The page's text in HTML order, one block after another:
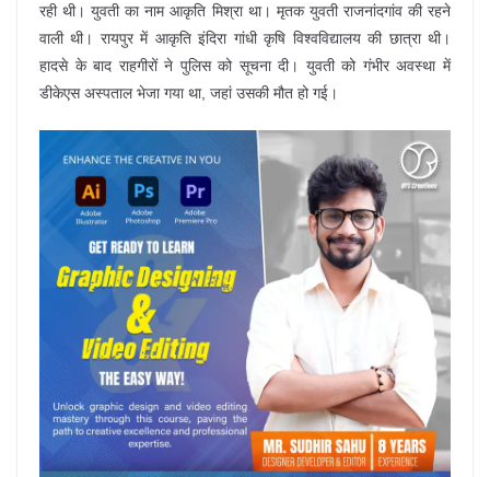
रही थी। युवती का नाम आकृति मिश्रा था। मृतक युवती राजनांदगांव की रहने
वाली थी। रायपुर में आकृति इंदिरा गांधी कृषि विश्वविद्यालय की छात्रा थी।
हादसे के बाद राहगीरों ने पुलिस को सूचना दी। युवती को गंभीर अवस्था में
डीकेएस अस्पताल भेजा गया था, जहां उसकी मौत हो गई।